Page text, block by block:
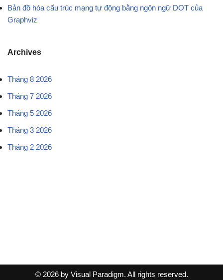
Bản đồ hóa cấu trúc mạng tự động bằng ngôn ngữ DOT của
Graphviz
Archives
Tháng 8 2026
Tháng 7 2026
Tháng 5 2026
Tháng 3 2026
Tháng 2 2026
© 2026 by Visual Paradigm. All rights reserved.